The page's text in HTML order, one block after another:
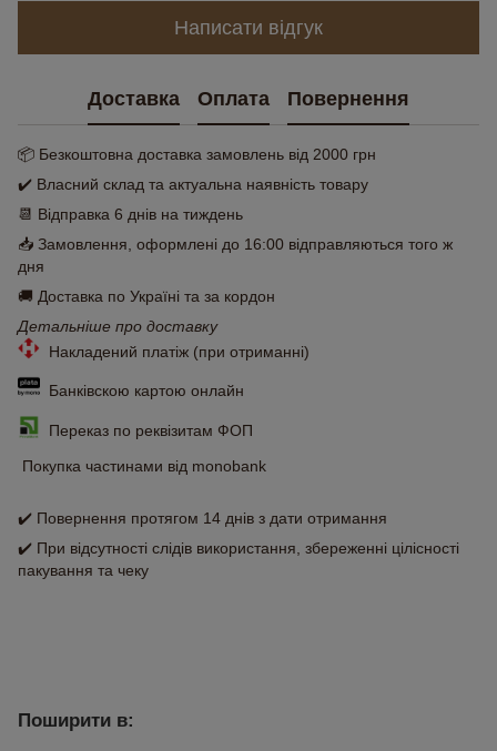
Написати відгук
Доставка Оплата Повернення
📦 Безкоштовна доставка замовлень від 2000 грн
✔️ Власний склад та актуальна наявність товару
📆 Відправка 6 днів на тиждень
📥 Замовлення, оформлені до 16:00 відправляються того ж
дня
🚚 Доставка по Україні та за кордон
Детальніше про доставку
Накладений платіж (при отриманні)
Банківскою картою онлайн
Переказ по реквізитам ФОП
Покупка частинами від monobank
✔️ Повернення протягом 14 днів з дати отримання
✔️ При відсутності слідів використання, збереженні цілісності
пакування та чеку
Поширити в: